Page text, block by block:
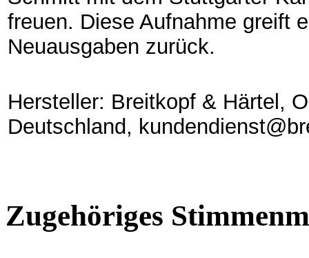
freuen. Diese Aufnahme greift
Neuausgaben zurück.
Hersteller: Breitkopf & Härtel,
Deutschland,
Zugehöriges